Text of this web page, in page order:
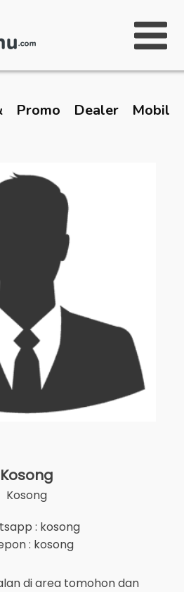
Promo Dealer Mobil
Kosong
Kosong
: kosong
: kosong
di area tomohondan